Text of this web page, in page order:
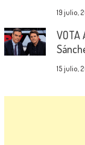
19 julio,
VOTA
15 julio,